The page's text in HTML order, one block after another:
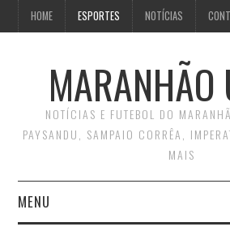
HOME ESPORTES NOTÍCIAS
MARANHÃO
NOTÍCIAS E FUTEBOL DO
PAYSANDU, SAMPAIO CORRÊA,
MAIS
MENU